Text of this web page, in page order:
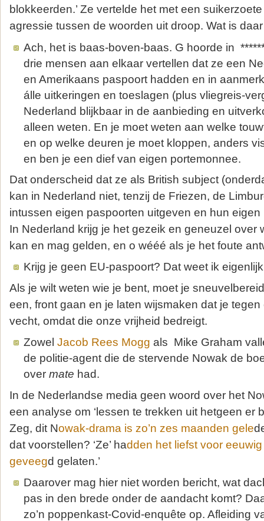
blokkeerden.’ Ze vertelde het met een
agressie tussen de woorden uit droop. Wat is
Ach, het is baas-boven-baas. G hoorde in
drie mensen aan elkaar vertellen dat ze een
en Amerikaans paspoort hadden en in
álle uitkeringen en toeslagen (plus vliegreis-
Nederland blijkbaar in de aanbieding en
alleen weten. En je moet weten aan welke
en op welke deuren je moet kloppen, anders
en ben je een dief van eigen portemonnee.
Dat onderscheid dat ze als British subject
kan in Nederland niet, tenzij de Friezen, de
intussen eigen paspoorten uitgeven en hun
In Nederland krijg je het gezeik en geneuzel over
kan en mag gelden, en o wééé als je het foute
Krijg je geen EU-paspoort? Dat weet ik
Als je wilt weten wie je bent, moet je
een, front gaan en je laten wijsmaken dat je
vecht, omdat die onze vrijheid bedreigt.
Zowel Jacob Rees Mogg als Mike Graham
de politie-agent die de stervende Nowak de
over mate had.
In de Nederlandse media geen woord over het
een analyse om ‘lessen te trekken uit hetgeen er
Zeg, dit Nowak-drama is zo’n zes maanden gele
dat voorstellen? ‘Ze’ hadden het liefst voor
geveegd gelaten.’
Daarover mag hier niet worden bericht, wat
pas in den brede onder de aandacht komt?
zo’n poppenkast-Covid-enquête op. Afleiding